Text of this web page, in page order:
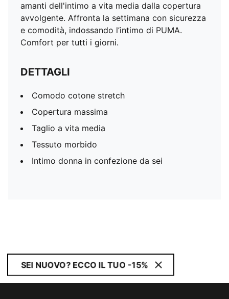
amanti dell'intimo a vita media dalla copertura
avvolgente. Affronta la settimana con sicurezza
e comodità, indossando l’intimo di PUMA.
Comfort per tutti i giorni.
DETTAGLI
Comodo cotone stretch
Copertura massima
Taglio a vita media
Tessuto morbido
Intimo donna in confezione da sei
SEI NUOVO? ECCO IL TUO -15%